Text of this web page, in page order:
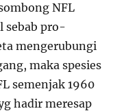
NFL
sebab pro-
mengerubungi
maka spesies
semenjak 1960
hadir meresap